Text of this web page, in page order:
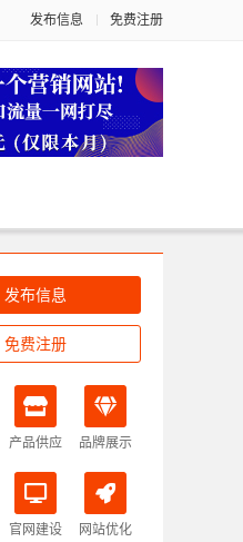
发布信息 免费注册
发布信息
免费注册
产品供应 品牌展示
官网建设 网站优化